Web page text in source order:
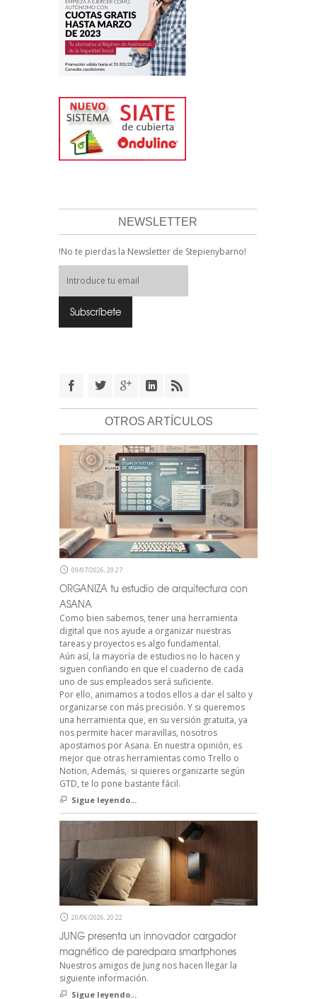
NEWSLETTER
!No te pierdas la Newsletter de Stepienybarno!
OTROS ARTÍCULOS
09/07/2026, 20:27
ORGANIZA tu estudio de arquitectura con
ASANA
Como bien sabemos, tener una herramienta
digital que nos ayude a organizar nuestras
tareas y proyectos es algo fundamental.
Aún así, la mayoría de estudios no lo hacen y
siguen confiando en que el cuaderno de cada
uno de sus empleados será suficiente.
Por ello, animamos a todos ellos a dar el salto y
organizarse con más precisión. Y si queremos
una herramienta que, en su versión gratuita, ya
nos permite hacer maravillas, nosotros
apostamos por Asana. En nuestra opinión, es
mejor que otras herramientas como Trello o
Notion, Además, si quieres organizarte según
GTD, te lo pone bastante fácil.
Sigue leyendo...
20/06/2026, 20:22
JUNG presenta un innovador cargador
magnético de paredpara smartphones
Nuestros amigos de Jung nos hacen llegar la
siguiente información.
Sigue leyendo...